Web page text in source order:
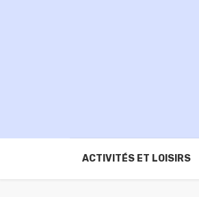
ACTIVITÉS ET LOISIRS